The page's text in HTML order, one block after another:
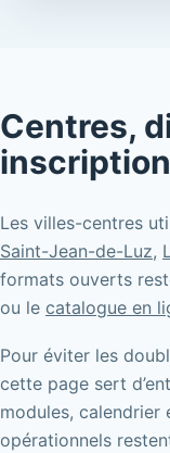
Centres,
inscription
Les villes-centres
Saint-Jean-de-Luz,
formats ouverts
ou le catalogue en
Pour éviter les
cette page sert
modules, calendrier
opérationnels